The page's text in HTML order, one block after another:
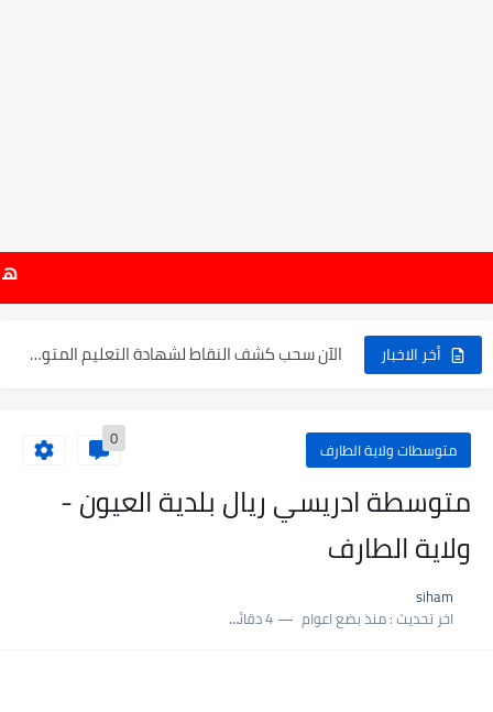
هام : نتائج
أخر الاخبار
الإعلان عن نتائج بكالوريا 2025 في الجزائر يوم 20...
الآن سحب كشف النقاط لشهادة التعليم المتوسط 2025
حساب معدل شهادة التعليم المتوسط بيام 2025
متوسطات ولاية الطارف 0
متوسطة ادريسي ريال بلدية العيون -
ولاية الطارف
siham
اخر تحديث :منذ بضع اعوام 4 دقائق للقراءة